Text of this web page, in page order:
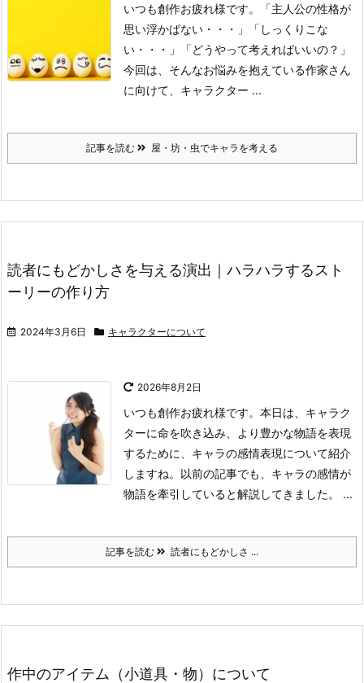
いつも創作お疲れ様です。
「主人公の性格が
思い浮かばない・・・」
「しっくりこな
い・・・」
「どうやって考えればいいの？」
今回は、そんなお悩みを抱えている作家さん
に向けて、キャラクター ...
記事を読む 屋・坊・虫でキャラを考える
読者にもどかしさを与える演出｜ハラハラするスト
ーリーの作り方
2024年3月6日 キャラクターについて
2026年8月2日
いつも創作お疲れ様です。 本日は、キャラク
ターに命を吹き込み、より豊かな物語を表現
するために、キャラの感情表現について紹介
しますね。 以前の記事でも、キャラの感情が
物語を牽引していると解説してきました。 ...
記事を読む 読者にもどかしさ ...
作中のアイテム（小道具・物）について